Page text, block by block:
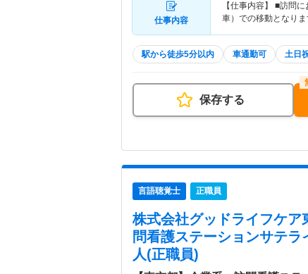
仕事内容
【仕事内容】 ■訪問
車）での移動となり
駅から徒歩5分以内 車通勤可 土日
保存する
言語聴覚士 正職員
株式会社グッドライフケ
問看護ステーションサテラ
人(正職員)